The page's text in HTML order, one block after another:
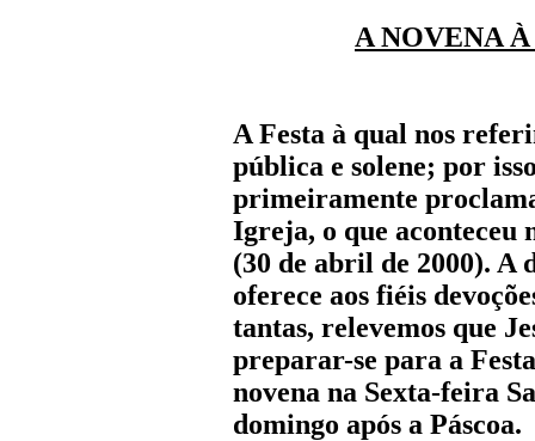
A NOVENA
A Festa à qual nos
pública e solene; por
primeiramente
Igreja, o que aconteceu
(30 de abril de 2000).
oferece aos fiéis
tantas, relevemos que
preparar-se para a
novena na Sexta-feira
domingo após a Páscoa.